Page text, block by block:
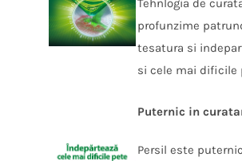
Tehnlogia de
profunzime
tesatura si
si cele mai dificile
Puternic in
Persil este